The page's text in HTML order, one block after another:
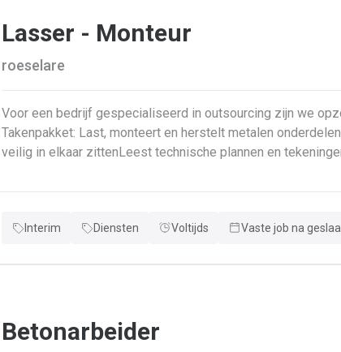
Lasser - Monteur
roeselare
Voor een bedrijf gespecialiseerd in outsourcing zijn we
Takenpakket: Last, monteert en herstelt metalen onderdelenZorgt ervoor dat alle onderdelen piekfijn en
veilig in elkaar zittenLeest technische plannen en
veiligheidsvoorschriftenDraagt bij aan een stevige en
Interim Diensten Voltijds Vaste job na
Betonarbeider